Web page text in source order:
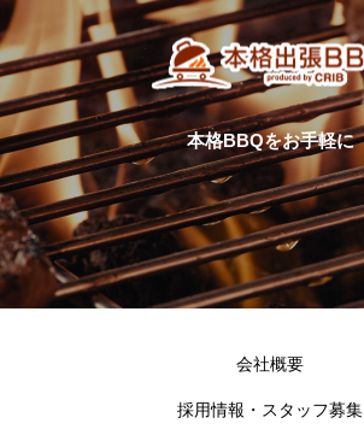
本格BBQをお手軽に
会社概要
採用情報・スタッフ募集